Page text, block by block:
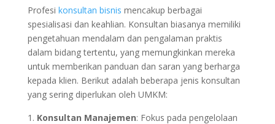
Profesi konsultan bisnis mencakup berbagai
spesialisasi dan keahlian. Konsultan biasanya memiliki
pengetahuan mendalam dan pengalaman praktis
dalam bidang tertentu, yang memungkinkan mereka
untuk memberikan panduan dan saran yang berharga
kepada klien. Berikut adalah beberapa jenis konsultan
yang sering diperlukan oleh UMKM:
Konsultan Manajemen: Fokus pada pengelolaan